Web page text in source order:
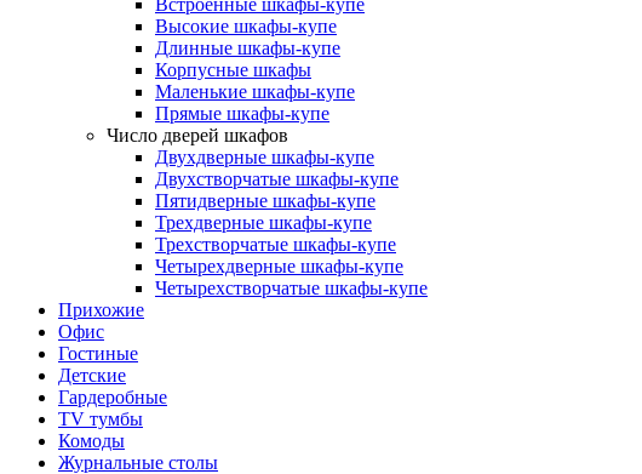
Встроенные шкафы-купе
Высокие шкафы-купе
Длинные шкафы-купе
Корпусные шкафы
Маленькие шкафы-купе
Прямые шкафы-купе
Число дверей шкафов
Двухдверные шкафы-купе
Двухстворчатые шкафы-купе
Пятидверные шкафы-купе
Трехдверные шкафы-купе
Трехстворчатые шкафы-купе
Четырехдверные шкафы-купе
Четырехстворчатые шкафы-купе
Прихожие
Офис
Гостиные
Детские
Гардеробные
TV тумбы
Комоды
Журнальные столы